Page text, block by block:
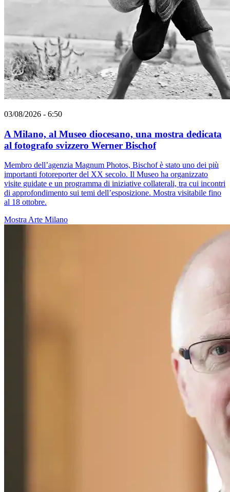
03/08/2026 - 6:50
A Milano, al Museo diocesano, una mostra dedicata
al fotografo svizzero Werner Bischof
Membro dell’agenzia Magnum Photos, Bischof è stato uno dei più
importanti fotoreporter del XX secolo. Il Museo ha organizzato
visite guidate e un programma di iniziative collaterali, tra cui incontri
di approfondimento sui temi dell’esposizione. Mostra visitabile fino
al 18 ottobre.
Mostra Arte Milano